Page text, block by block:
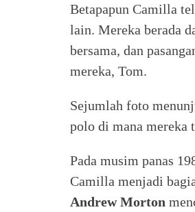
Betapapun Camilla
lain. Mereka berada
bersama, dan
mereka, Tom.
Sejumlah foto
polo di mana mereka
Pada musim panas
Camilla menjadi
Andrew Morton